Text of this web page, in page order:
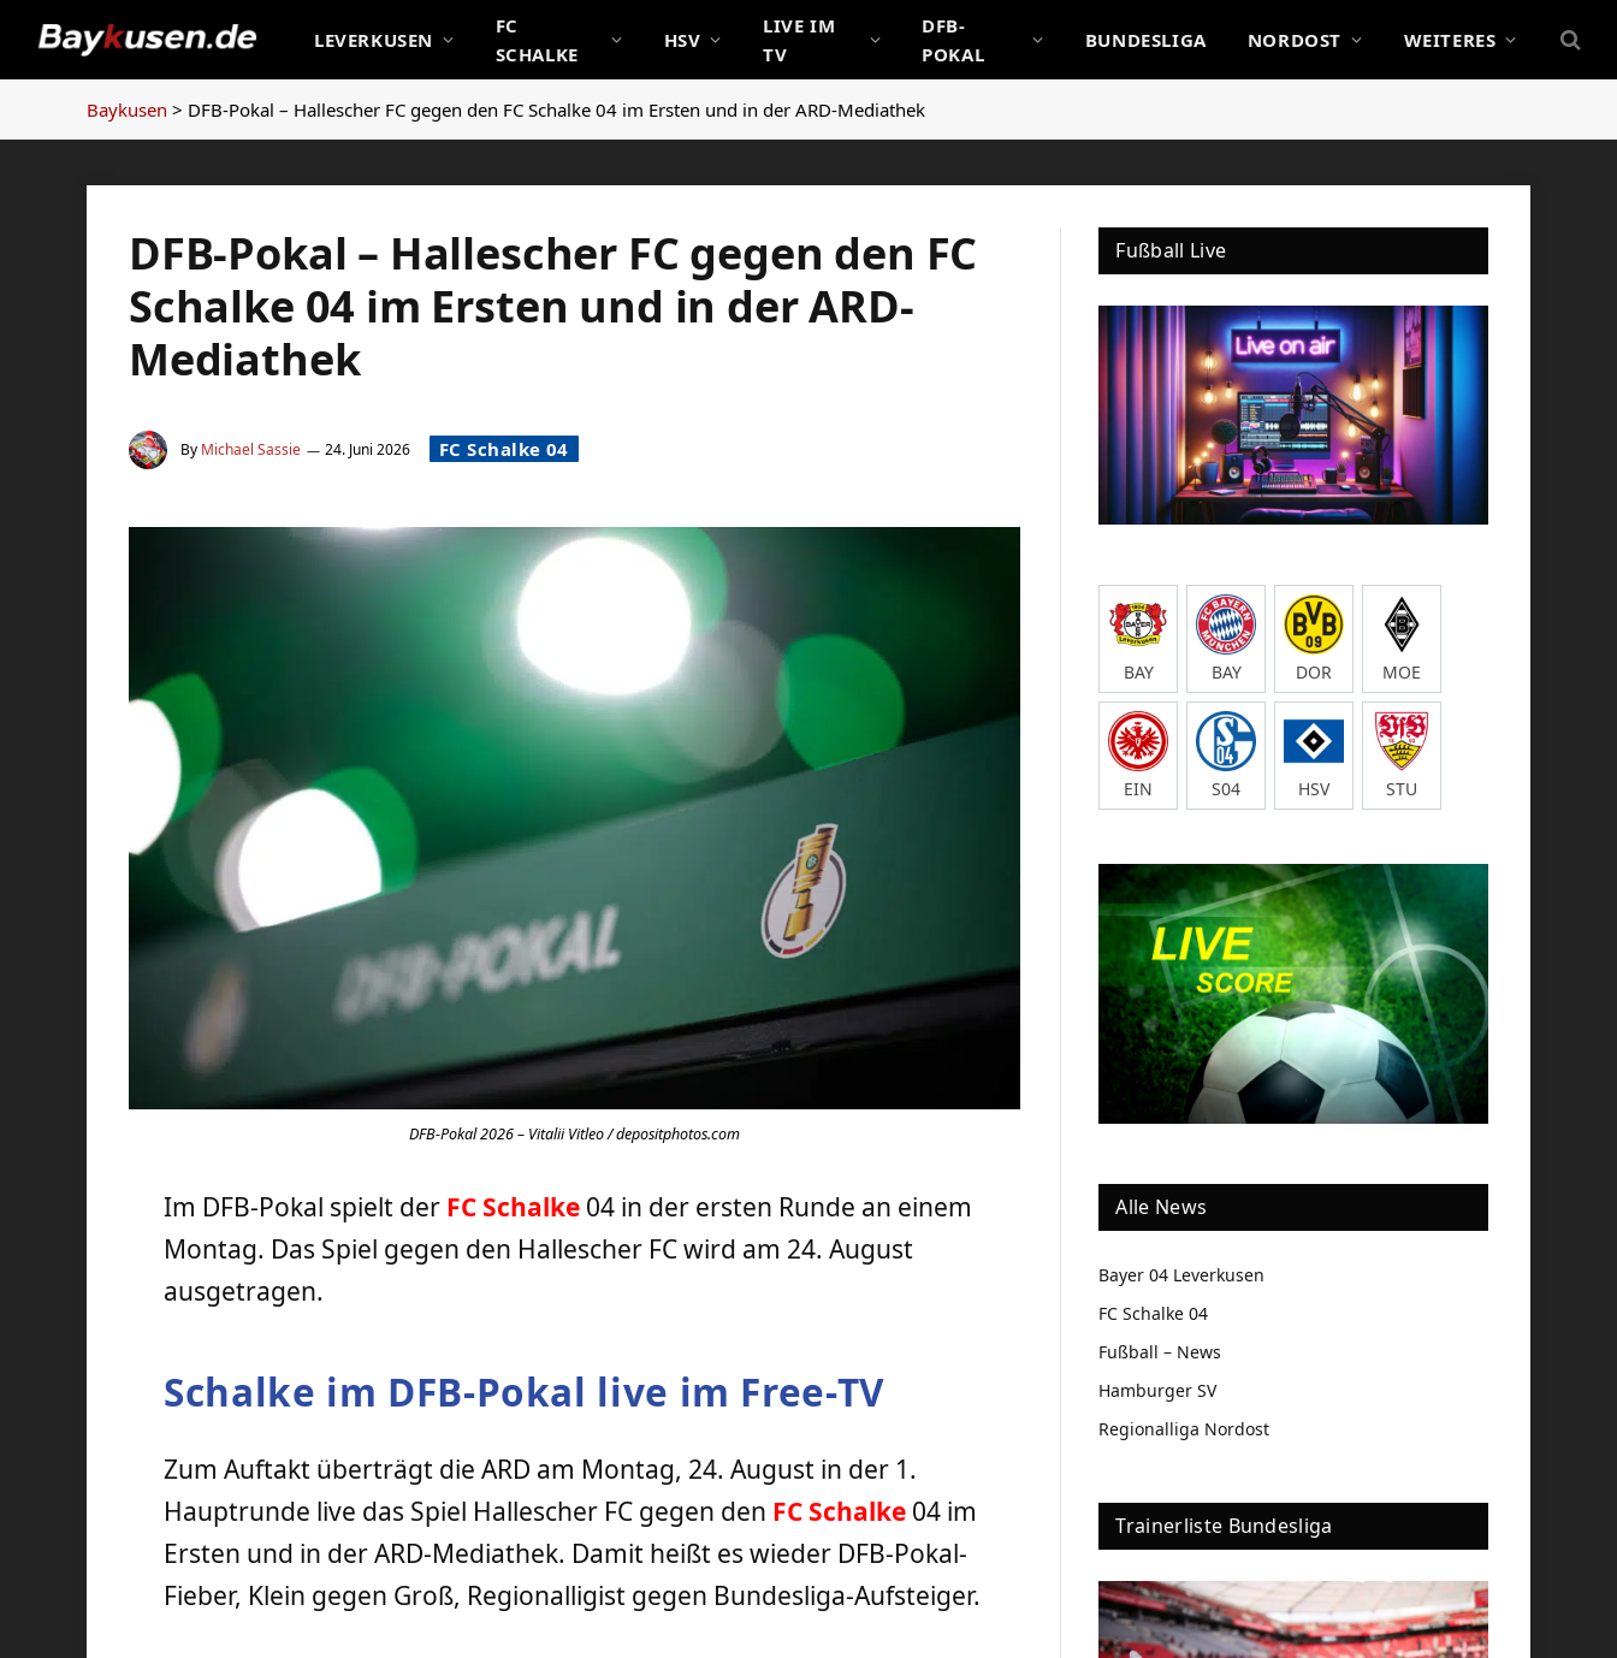
LEVERKUSEN
FC
SCHALKE
HSV
LIVE IM
TV
DFB-
POKAL
BUNDESLIGA NORDOST WEITERES
Baykusen > DFB-Pokal – Hallescher FC gegen den FC Schalke 04 im Ersten und in der ARD-Mediathek
DFB-Pokal – Hallescher FC gegen den FC
Schalke 04 im Ersten und in der ARD-
Mediathek
By Michael Sassie 24. Juni 2026 FC Schalke 04
DFB-Pokal 2026 – Vitalii Vitleo / depositphotos.com
Im DFB-Pokal spielt der FC Schalke 04 in der ersten Runde an einem
Montag. Das Spiel gegen den Hallescher FC wird am 24. August
ausgetragen.
Schalke im DFB-Pokal live im Free-TV
Zum Auftakt überträgt die ARD am Montag, 24. August in der 1.
Hauptrunde live das Spiel Hallescher FC gegen den FC Schalke 04 im
Ersten und in der ARD-Mediathek. Damit heißt es wieder DFB-Pokal-
Fieber, Klein gegen Groß, Regionalligist gegen Bundesliga-Aufsteiger.
Fußball Live
BAY BAY DOR MOE
EIN S04 HSV STU
Alle News
Bayer 04 Leverkusen
FC Schalke 04
Fußball – News
Hamburger SV
Regionalliga Nordost
Trainerliste Bundesliga